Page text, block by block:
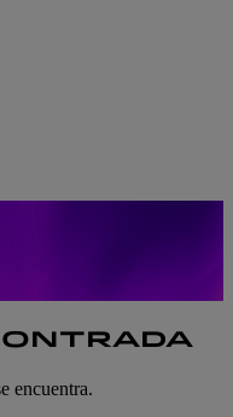
encuentra.